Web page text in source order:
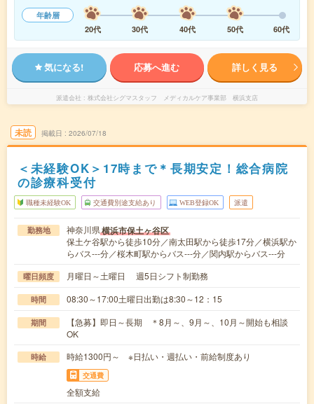
年齢層
20代
30代 40代 50代 60代
気になる! 応募へ進む 詳しく見る
派遣会社 株式会社シグマスタッフ メディカルケア事業部 横浜支店
未読 掲載日 2026/07/18
＜未経験OK＞17時まで＊長期安定！総合病院
の診療科受付
職種未経験OK 交通費別途支給あり WEB登録OK 派遣
勤務地 神奈川県横浜市保土ヶ谷区
保土ケ谷駅から徒歩10分／南太田駅から徒歩17分／横浜駅か
らバス---分／桜木町駅からバス---分／関内駅からバス---分
曜日頻度 月曜日～土曜日 週5日シフト制勤務
時間 08:30～17:00土曜日出勤は8:30～12：15
期間
【急募】即日～長期 ＊8月～、9月～、10月～開始も相談
OK
時給 時給1300円～ ※日払い・週払い・前給制度あり
交通費
全額支給